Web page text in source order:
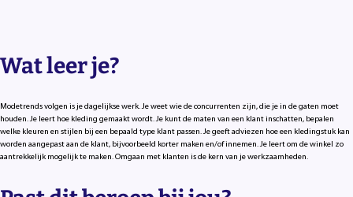
Wat leer je?
Modetrends volgen is je dagelijkse werk. Je weet wie de concurrenten zijn, die je in de gaten moet
houden. Je leert hoe kleding gemaakt wordt. Je kunt de maten van een klant inschatten, bepalen
welke kleuren en stijlen bij een bepaald type klant passen. Je geeft adviezen hoe een kledingstuk kan
worden aangepast aan de klant, bijvoorbeeld korter maken en/of innemen. Je leert om de winkel zo
aantrekkelijk mogelijk te maken. Omgaan met klanten is de kern van je werkzaamheden.